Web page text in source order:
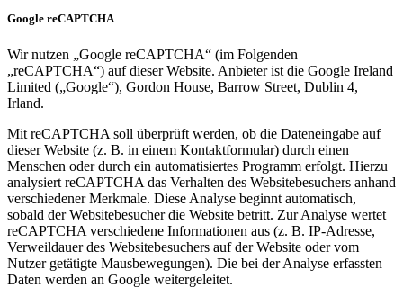
Google reCAPTCHA
Wir nutzen „Google reCAPTCHA“ (im Folgenden
„reCAPTCHA“) auf dieser Website. Anbieter ist die Google Ireland
Limited („Google“), Gordon House, Barrow Street, Dublin 4,
Irland.
Mit reCAPTCHA soll überprüft werden, ob die Dateneingabe auf
dieser Website (z. B. in einem Kontaktformular) durch einen
Menschen oder durch ein automatisiertes Programm erfolgt. Hierzu
analysiert reCAPTCHA das Verhalten des Websitebesuchers anhand
verschiedener Merkmale. Diese Analyse beginnt automatisch,
sobald der Websitebesucher die Website betritt. Zur Analyse wertet
reCAPTCHA verschiedene Informationen aus (z. B. IP-Adresse,
Verweildauer des Websitebesuchers auf der Website oder vom
Nutzer getätigte Mausbewegungen). Die bei der Analyse erfassten
Daten werden an Google weitergeleitet.